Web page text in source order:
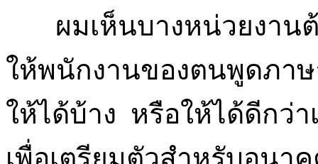
ผมเห็นบางหน่วยงานต้
ให้พนักงานของตนพูดภา
ให้ได้บ้าง หรือให้ได้ดีกว่า
เพื่อเตรียมตัวสำหรับอนา